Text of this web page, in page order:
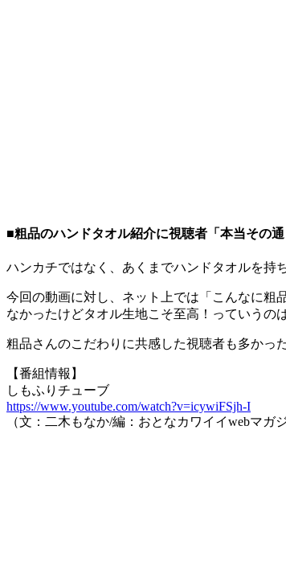
■粗品のハンドタオル紹介に視聴者「本当その通
ハンカチではなく、あくまでハンドタオルを持
今回の動画に対し、ネット上では「こんなに粗
なかったけどタオル生地こそ至高！っていうの
粗品さんのこだわりに共感した視聴者も多かっ
【番組情報】
しもふりチューブ
https://www.youtube.com/watch?v=icywiFSjh-I
（文：二木もなか/編：おとなカワイイwebマガ